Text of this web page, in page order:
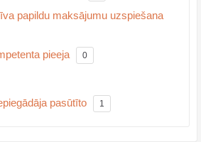
papildu maksājumu uzspiešana
pieeja 0
pasūtīto 1